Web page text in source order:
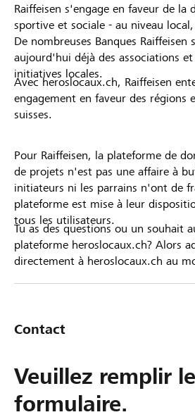
Raiffeisen s'engage en faveur de la
sportive et sociale - au niveau
De nombreuses Banques Raiffeisen
aujourd'hui déjà des associations
initiatives locales.
Avec heroslocaux.ch, Raiffeisen
engagement en faveur des régions
suisses.
Pour Raiffeisen, la plateforme de
de projets n'est pas une affaire à
initiateurs ni les parrains n'ont de
plateforme est mise à leur
tous les utilisateurs.
Tu as des questions ou un souhait
plateforme heroslocaux.ch? Alors
directement à heroslocaux.ch au
Contact
Veuillez remplir le
formulaire.